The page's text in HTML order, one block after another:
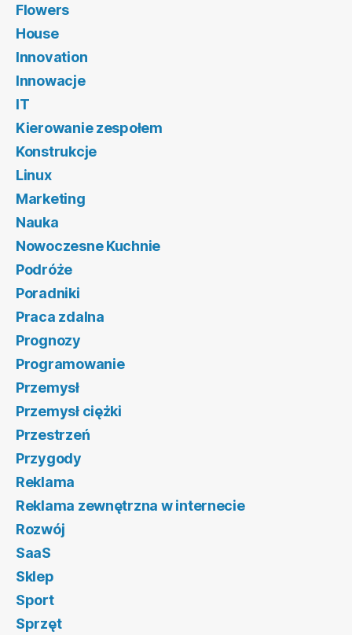
Flowers
House
Innovation
Innowacje
IT
Kierowanie zespołem
Konstrukcje
Linux
Marketing
Nauka
Nowoczesne Kuchnie
Podróże
Poradniki
Praca zdalna
Prognozy
Programowanie
Przemysł
Przemysł ciężki
Przestrzeń
Przygody
Reklama
Reklama zewnętrzna w internecie
Rozwój
SaaS
Sklep
Sport
Sprzęt